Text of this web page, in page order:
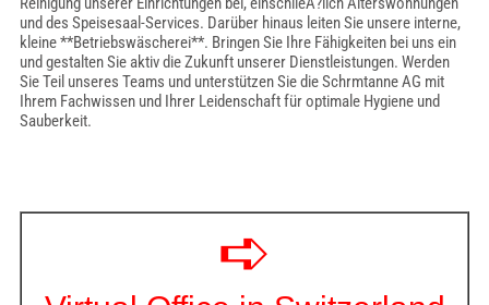
und des Speisesaal-Services. Darüber hinaus leiten Sie unsere interne,
kleine **Betriebswäscherei**. Bringen Sie Ihre Fähigkeiten bei uns ein
und gestalten Sie aktiv die Zukunft unserer Dienstleistungen. Werden
Sie Teil unseres Teams und unterstützen Sie die Schrmtanne AG mit
Ihrem Fachwissen und Ihrer Leidenschaft für optimale Hygiene und
Sauberkeit.